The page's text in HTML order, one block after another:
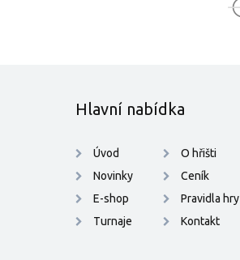
Hlavní nabídka
Úvod
Novinky
E-shop
Turnaje
O hřišti
Ceník
Pravidla hry
Kontakt